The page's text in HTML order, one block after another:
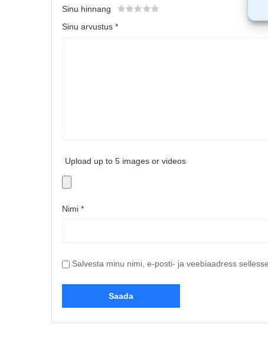
Sinu hinnang
Sinu arvustus *
Upload up to 5 images or videos
Nimi *
Salvesta minu nimi, e-posti- ja veebiaadress